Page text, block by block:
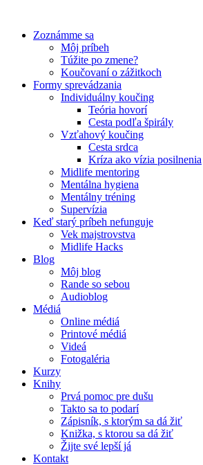
obsah
Zoznámme sa
Môj príbeh
Túžite po zmene?
Koučovaní o zážitkoch
Formy sprevádzania
Individuálny koučing
Teória hovorí
Cesta podľa špirály
Vzťahový koučing
Cesta srdca
Kríza ako vízia posilnenia
Midlife mentoring
Mentálna hygiena
Mentálny tréning
Supervízia
Keď starý príbeh nefunguje
Vek majstrovstva
Midlife Hacks
Blog
Môj blog
Rande so sebou
Audioblog
Médiá
Online médiá
Printové médiá
Videá
Fotogaléria
Kurzy
Knihy
Prvá pomoc pre dušu
Takto sa to podarí
Zápisník, s ktorým sa dá žiť
Knižka, s ktorou sa dá žiť
Žijte své lepší já
Kontakt